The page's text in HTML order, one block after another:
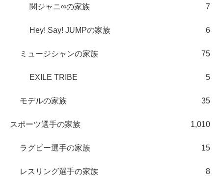
関ジャニ∞の家族 7
Hey! Say! JUMPの家族 6
ミュージシャンの家族 75
EXILE TRIBE 5
モデルの家族 35
スポーツ選手の家族 1,010
ラグビー選手の家族 15
レスリング選手の家族 8